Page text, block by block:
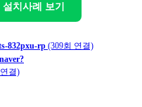
치사례 보기
832pxu-rp (309회 연결)
결)